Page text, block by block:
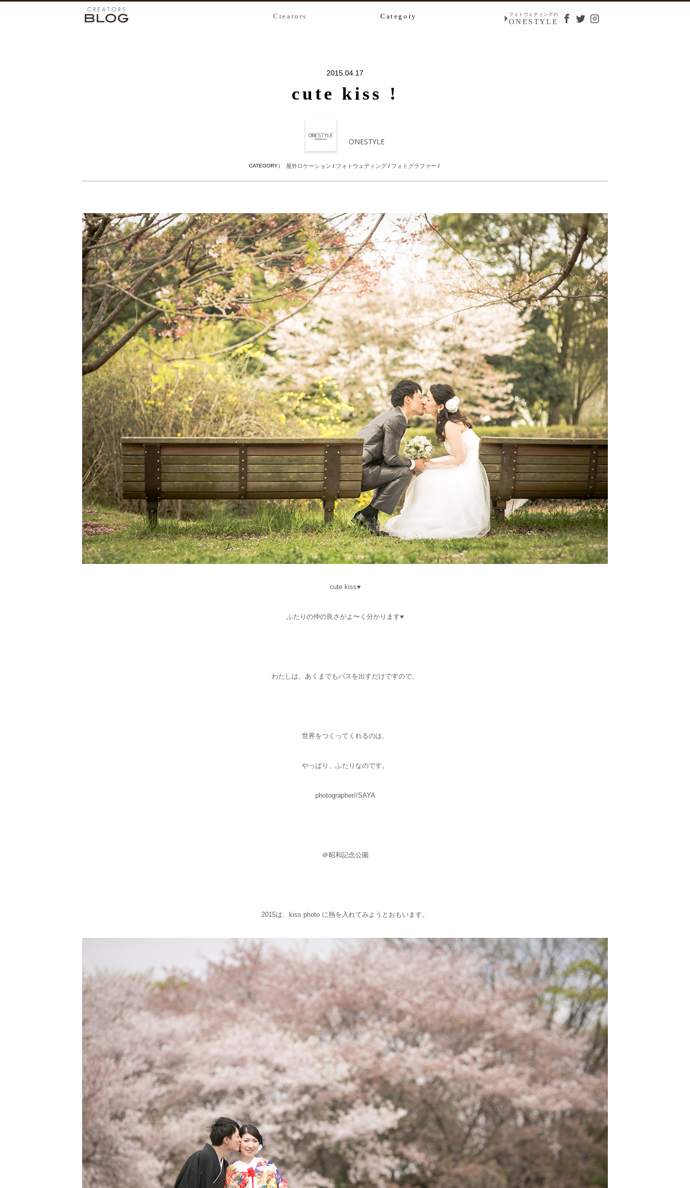
Creators Category フォトウェディングの
ONESTYLE
2015.04.17
cute kiss !
ONESTYLE
CATEGORY） 屋外ロケーション / フォトウェディング / フォトグラファー /
cute kiss♥
ふたりの仲の良さがよ〜く分かります♥
わたしは、あくまでもパスを出すだけですので、
世界をつくってくれるのは、
やっぱり、ふたりなのです。
photographer//SAYA
＠昭和記念公園
2015は、kiss photo に熱を入れてみようとおもいます。